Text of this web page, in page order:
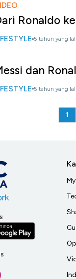
Ronaldo
5 tahun yang
dan
5 tahun yang
1